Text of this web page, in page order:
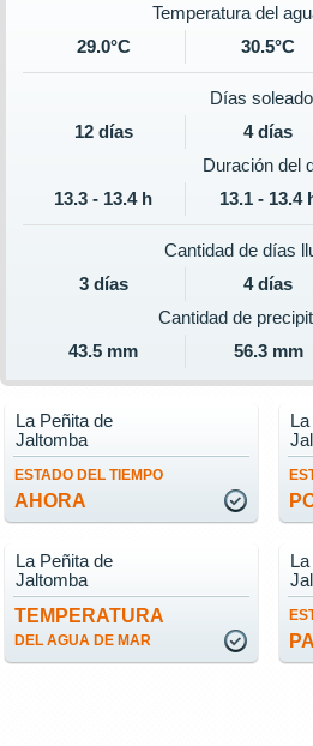
Temperatura del
29.0°C
30.5°C
Días
12 días
4 días
Duración del
13.3 - 13.4 h
13.1 - 13.4
Cantidad de días
3 días
4 días
Cantidad de
43.5 mm
56.3 mm
ESTADO DEL TIEMPO
AHORA
La Peñita de
Jaltomba
TEMPERATURA
DEL AGUA DE MAR
La Peñita de
Jaltomba